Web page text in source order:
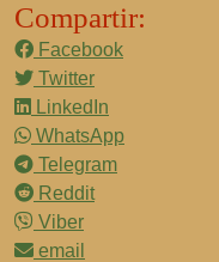
Compartir:
Facebook
Twitter
LinkedIn
WhatsApp
Telegram
Reddit
Viber
email